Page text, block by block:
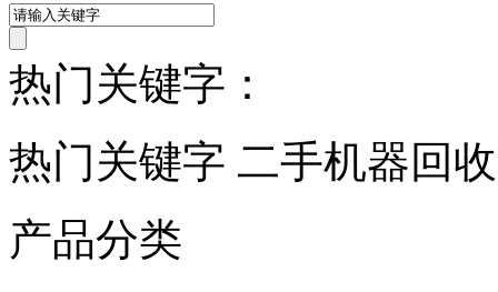
热门关键字：
热门关键字 二手机器回
产品分类